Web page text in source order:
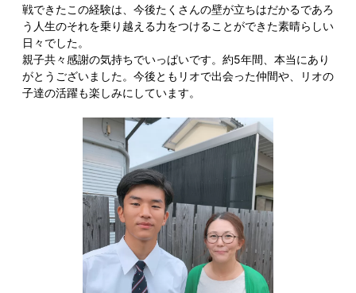
戦できたこの経験は、今後たくさんの壁が立ちはだかるであろ
う人生のそれを乗り越える力をつけることができた素晴らしい
日々でした。
親子共々感謝の気持ちでいっぱいです。約5年間、本当にあり
がとうございました。今後ともリオで出会った仲間や、リオの
子達の活躍も楽しみにしています。